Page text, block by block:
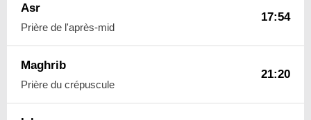
Asr
Prière de l'après-mid
17:54
Maghrib
Prière du crépuscule
21:20